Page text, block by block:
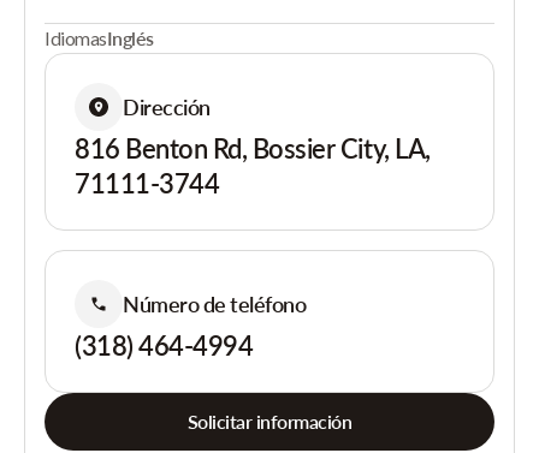
IdiomasInglés
Dirección
816 Benton Rd, Bossier City, LA,
71111-3744
Número de teléfono
(318) 464-4994
Solicitar información